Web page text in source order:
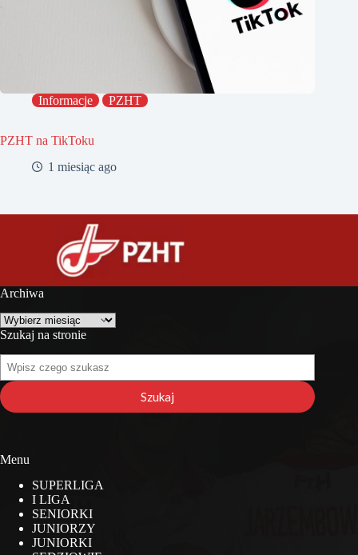
Informacje PZHT
PZHT na TikToku
1 miesiąc ago
Archiwa
Archiwa
Szukaj na stronie
na
stronie
Szukaj
Menu
SUPERLIGA
I LIGA
SENIORKI
JUNIORZY
JUNIORKI